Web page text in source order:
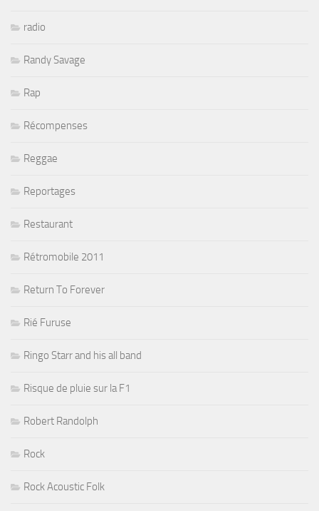
radio
Randy Savage
Rap
Récompenses
Reggae
Reportages
Restaurant
Rétromobile 2011
Return To Forever
Rié Furuse
Ringo Starr and his all band
Risque de pluie sur la F1
Robert Randolph
Rock
Rock Acoustic Folk